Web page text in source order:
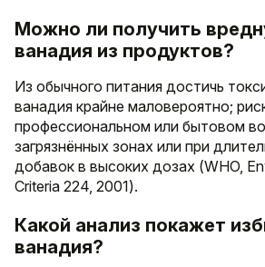
Можно ли получить
ванадия из продуктов?
Из обычного питания достичь
ванадия крайне маловероятно;
профессиональном или бытовом
загрязнённых зонах или при
добавок в высоких дозах (WHO,
Criteria 224, 2001).
Какой анализ покажет
ванадия?